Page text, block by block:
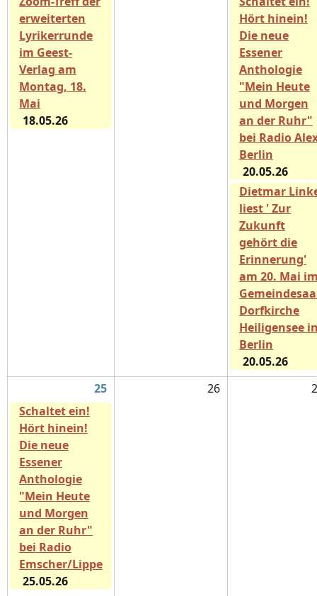
erweiterten
Lyrikerrunde
im Geest-
Verlag am
Montag, 18.
Mai
18.05.26
Hört hinein!
Die neue
Essener
Anthologie
"Mein Heute
und Morgen
an der Ruhr"
bei Radio
Berlin
20.05.26
Dietmar
liest ' Zur
Zukunft
gehört die
Erinnerung'
am 20. Mai
Dorfkirche
Heiligensee
Berlin
20.05.26
25
26
Schaltet ein!
Hört hinein!
Die neue
Essener
Anthologie
"Mein Heute
und Morgen
an der Ruhr"
bei Radio
Emscher/Lippe
25.05.26